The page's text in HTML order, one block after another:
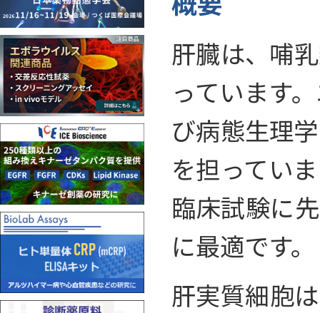
肝臓は、哺
っています
び病態生理
を担ってい
臨床試験に
に最適です。
肝実質細胞